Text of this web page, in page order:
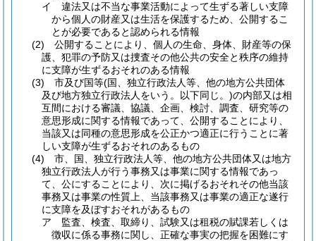
イ
違法又は不当な事業活動によって生ずる著しい支障
から個人の財産又は生活を保護するため、公開するこ
とが必要であると認められる情報
(2)
公開することにより、個人の生命、身体、財産等の保
護、犯罪の予防又は捜査その他公共の安全と秩序の維持
に支障が生ずるおそれのある情報
(3)
市及び国等(国、独立行政法人等、他の地方公共団体
及び地方独立行政法人をいう。以下同じ。)の内部又は相
互間における審議、協議、企画、検討、調査、研究等の
意思形成に関する情報であって、公開することにより、
当該又は同種の意思形成を公正かつ適正に行うことに著
しい支障が生ずるおそれのあるもの
(4)
市、国、独立行政法人等、他の地方公共団体又は地方
独立行政法人が行う事務又は事業に関する情報であっ
て、公にすることにより、次に掲げるおそれその他当該
事務又は事業の性質上、当該事務又は事業の適正な遂行
に支障を及ぼすおそれがあるもの
ア
監査、検査、取締り、試験又は租税の賦課若しくは
徴収に係る事務に関し、正確な事実の把握を困難にす